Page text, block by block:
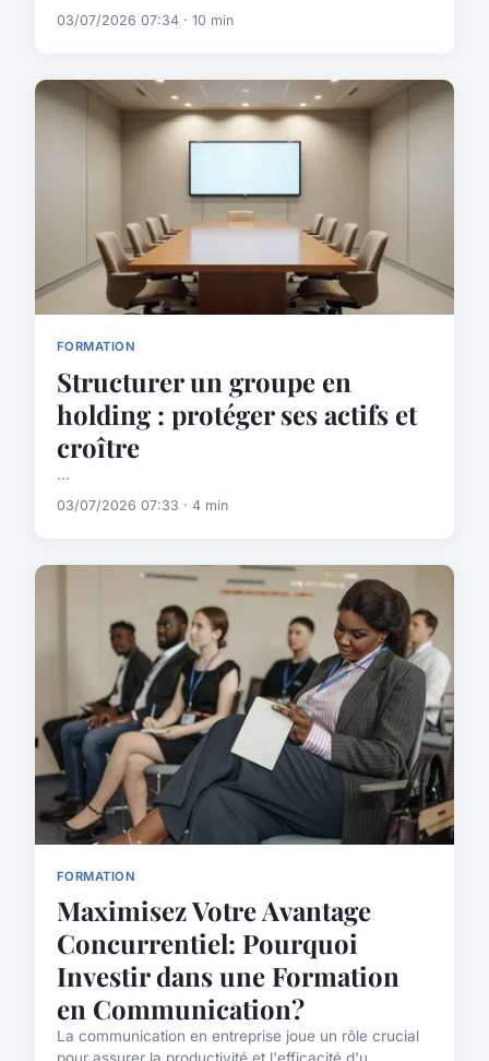
03/07/2026 07:34 · 10 min
FORMATION
Structurer un groupe en
holding : protéger ses actifs et
croître
...
03/07/2026 07:33 · 4 min
FORMATION
Maximisez Votre Avantage
Concurrentiel: Pourquoi
Investir dans une Formation
en Communication?
La communication en entreprise joue un rôle crucial